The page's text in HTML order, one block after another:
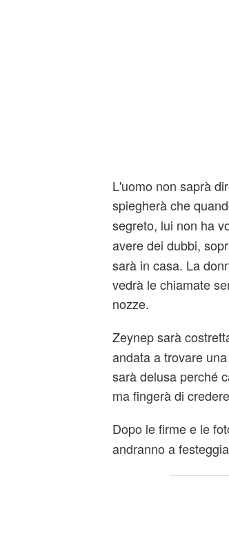
L'uomo non saprà
spiegherà che
segreto, lui non ha
avere dei dubbi,
sarà in casa. La
vedrà le chiamate
nozze.
Zeynep sarà
andata a trovare
sarà delusa perché
ma fingerà di
Dopo le firme e le
andranno a